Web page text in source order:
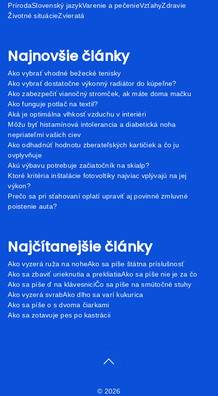
PrírodaSlovenský jazykVarenie a pečenieVzťahyZdravie
Životné situácieZvieratá
Najnovšie články
Ako vybrať vhodné bežecké tenisky
Ako vybrať dostatočne výkonný radiátor do kúpeľne?
Ako zabezpečiť vianočný stromček, ak máte doma mačku
Ako funguje potlač na textil?
Aká je optimálna vlhkosť vzduchu v interiéri
Môžu byť histamínová intolerancia a diabetická noha
nepriateľmi vašich ciev
Ako odhadnúť hodnotu zberateľských kartičiek a čo ju
ovplyvňuje
Akú výbavu potrebuje začiatočník na skialp?
Ktoré kritéria inštalácie fotovoltiky najviac vplývajú na jej
výkon?
Prečo sa pri sťahovaní oplatí upraviť aj povinné zmluvné
poistenie auta?
Najčítanejšie články
Ako vyzerá ruža na noheAko sa píše štátna príslušnosť
Ako sa zbaviť urieknutia a prekliatiaAko sa píše nie je za čo
Ako sa píše ď na klávesniciČo sa píše na smútočné stuhy
Ako vyzerá svrabAko dlho sa varí kukurica
Ako sa píše o s dvoma čiarkami
Ako sa zotavuje pes po kastrácii
© 2026